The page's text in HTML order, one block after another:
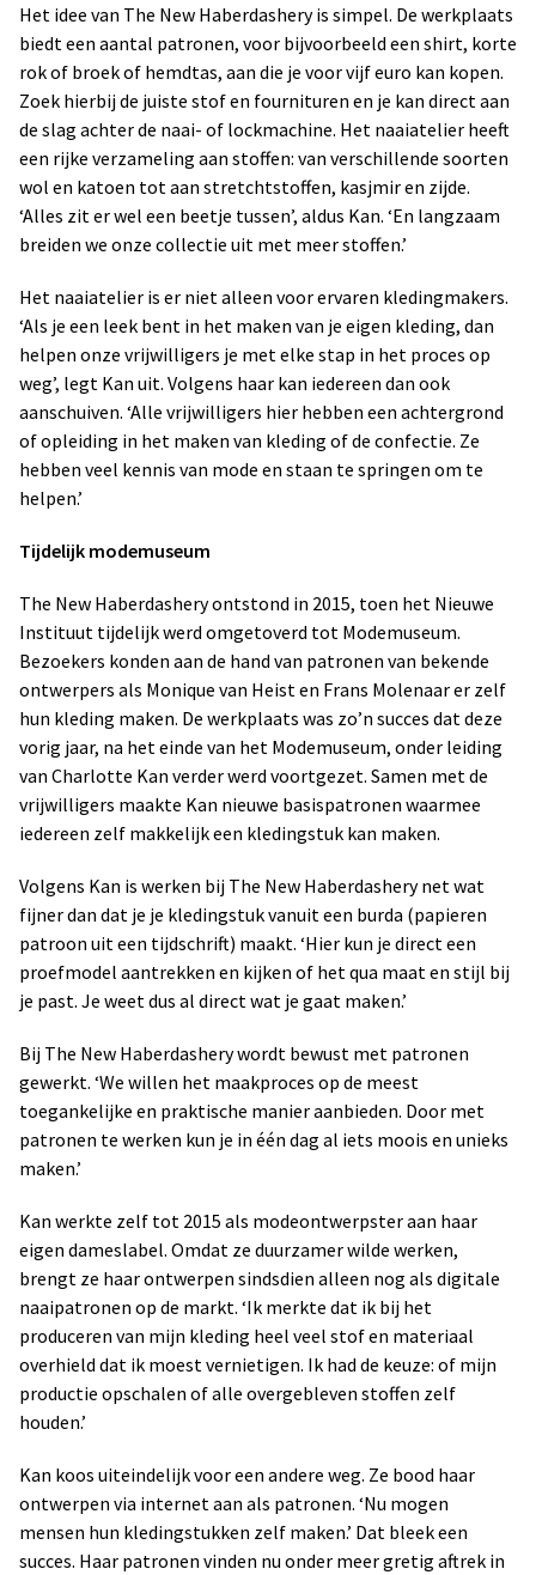
Het idee van The New Haberdashery is simpel. De werkplaats
biedt een aantal patronen, voor bijvoorbeeld een shirt, korte
rok of broek of hemdtas, aan die je voor vijf euro kan kopen.
Zoek hierbij de juiste stof en fournituren en je kan direct aan
de slag achter de naai- of lockmachine. Het naaiatelier heeft
een rijke verzameling aan stoffen: van verschillende soorten
wol en katoen tot aan stretchtstoffen, kasjmir en zijde.
‘Alles zit er wel een beetje tussen’, aldus Kan. ‘En langzaam
breiden we onze collectie uit met meer stoffen.’
Het naaiatelier is er niet alleen voor ervaren kledingmakers.
‘Als je een leek bent in het maken van je eigen kleding, dan
helpen onze vrijwilligers je met elke stap in het proces op
weg’, legt Kan uit. Volgens haar kan iedereen dan ook
aanschuiven. ‘Alle vrijwilligers hier hebben een achtergrond
of opleiding in het maken van kleding of de confectie. Ze
hebben veel kennis van mode en staan te springen om te
helpen.’
Tijdelijk modemuseum
The New Haberdashery ontstond in 2015, toen het Nieuwe
Instituut tijdelijk werd omgetoverd tot Modemuseum.
Bezoekers konden aan de hand van patronen van bekende
ontwerpers als Monique van Heist en Frans Molenaar er zelf
hun kleding maken. De werkplaats was zo’n succes dat deze
vorig jaar, na het einde van het Modemuseum, onder leiding
van Charlotte Kan verder werd voortgezet. Samen met de
vrijwilligers maakte Kan nieuwe basispatronen waarmee
iedereen zelf makkelijk een kledingstuk kan maken.
Volgens Kan is werken bij The New Haberdashery net wat
fijner dan dat je je kledingstuk vanuit een burda (papieren
patroon uit een tijdschrift) maakt. ‘Hier kun je direct een
proefmodel aantrekken en kijken of het qua maat en stijl bij
je past. Je weet dus al direct wat je gaat maken.’
Bij The New Haberdashery wordt bewust met patronen
gewerkt. ‘We willen het maakproces op de meest
toegankelijke en praktische manier aanbieden. Door met
patronen te werken kun je in één dag al iets moois en unieks
maken.’
Kan werkte zelf tot 2015 als modeontwerpster aan haar
eigen dameslabel. Omdat ze duurzamer wilde werken,
brengt ze haar ontwerpen sindsdien alleen nog als digitale
naaipatronen op de markt. ‘Ik merkte dat ik bij het
produceren van mijn kleding heel veel stof en materiaal
overhield dat ik moest vernietigen. Ik had de keuze: of mijn
productie opschalen of alle overgebleven stoffen zelf
houden.’
Kan koos uiteindelijk voor een andere weg. Ze bood haar
ontwerpen via internet aan als patronen. ‘Nu mogen
mensen hun kledingstukken zelf maken.’ Dat bleek een
succes. Haar patronen vinden nu onder meer gretig aftrek in